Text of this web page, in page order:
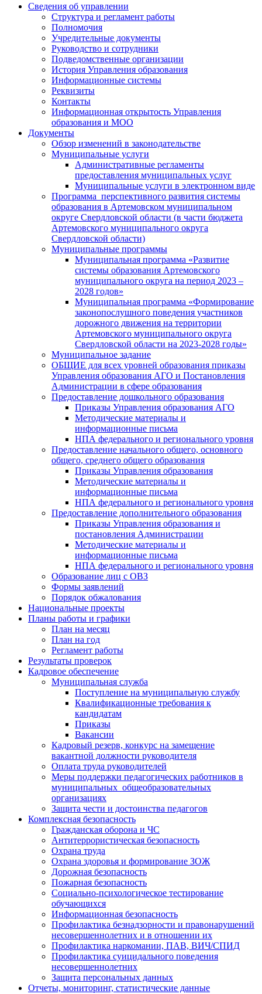
Сведения об управлении
Структура и регламент работы
Полномочия
Учредительные документы
Руководство и сотрудники
Подведомственные организации
История Управления образования
Информационные системы
Реквизиты
Контакты
Информационная открытость Управления
образования и МОО
Документы
Обзор изменений в законодательстве
Муниципальные услуги
Административные регламенты
предоставления муниципальных услуг
Муниципальные услуги в электронном виде
Программа перспективного развития системы
образования в Артемовском муниципальном
округе Свердловской области (в части бюджета
Артемовского муниципального округа
Свердловской области)
Муниципальные программы
Муниципальная программа «Развитие
системы образования Артемовского
муниципального округа на период 2023 –
2028 годов»
Муниципальная программа «Формирование
законопослушного поведения участников
дорожного движения на территории
Артемовского муниципального округа
Свердловской области на 2023-2028 годы»
Муниципальное задание
ОБЩИЕ для всех уровней образования приказы
Управления образования АГО и Постановления
Администрации в сфере образования
Предоставление дошкольного образования
Приказы Управления образования АГО
Методические материалы и
информационные письма
НПА федерального и регионального уровня
Предоставление начального общего, основного
общего, среднего общего образования
Приказы Управления образования
Методические материалы и
информационные письма
НПА федерального и регионального уровня
Предоставление дополнительного образования
Приказы Управления образования и
постановления Администрации
Методические материалы и
информационные письма
НПА федерального и регионального уровня
Образование лиц с ОВЗ
Формы заявлений
Порядок обжалования
Национальные проекты
Планы работы и графики
План на месяц
План на год
Регламент работы
Результаты проверок
Кадровое обеспечение
Муниципальная служба
Поступление на муниципальную службу
Квалификационные требования к
кандидатам
Приказы
Вакансии
Кадровый резерв, конкурс на замещение
вакантной должности руководителя
Оплата труда руководителей
Меры поддержки педагогических работников в
муниципальных общеобразовательных
организациях
Защита чести и достоинства педагогов
Комплексная безопасность
Гражданская оборона и ЧС
Антитеррористическая безопасность
Охрана труда
Охрана здоровья и формирование ЗОЖ
Дорожная безопасность
Пожарная безопасность
Социально-психологическое тестирование
обучающихся
Информационная безопасность
Профилактика безнадзорности и правонарушений
несовершеннолетних и в отношении их
Профилактика наркомании, ПАВ, ВИЧ/СПИД
Профилактика суицидального поведения
несовершеннолетних
Защита персональных данных
Отчеты, мониторинг, статистические данные